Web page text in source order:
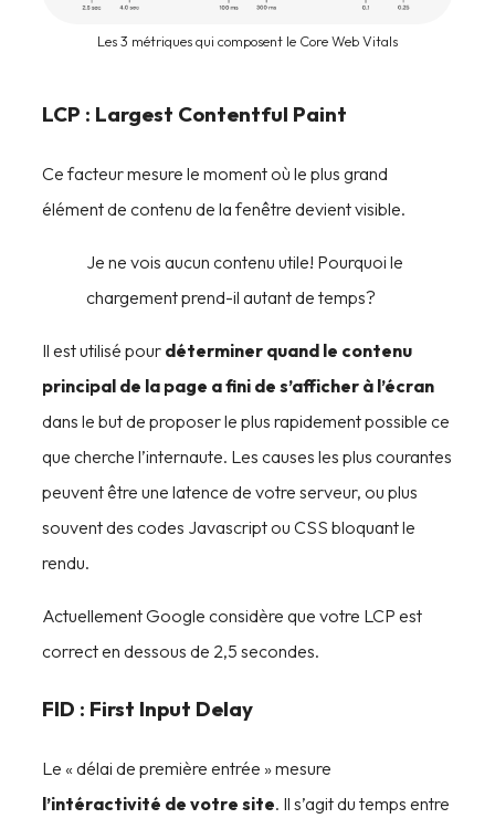
Les 3 métriques qui composent le Core Web Vitals
LCP : Largest Contentful Paint
Ce facteur mesure le moment où le plus grand
élément de contenu de la fenêtre devient visible.
Je ne vois aucun contenu utile! Pourquoi le
chargement prend-il autant de temps?
Il est utilisé pour déterminer quand le contenu
principal de la page a fini de s’afficher à l’écran
dans le but de proposer le plus rapidement possible ce
que cherche l’internaute. Les causes les plus courantes
peuvent être une latence de votre serveur, ou plus
souvent des codes Javascript ou CSS bloquant le
rendu.
Actuellement Google considère que votre LCP est
correct en dessous de 2,5 secondes.
FID : First Input Delay
Le « délai de première entrée » mesure
l’intéractivité de votre site. Il s’agit du temps entre